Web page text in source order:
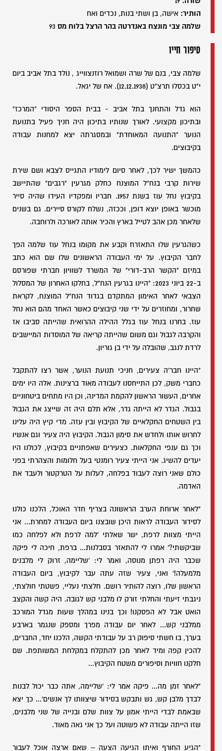
הותיר: אישה, בן ושתי בנות, נכדים ואח
שלמה צבי מונצח באנדרטה בהר הרצל בלוח מס 93
סיפור חייו
שלמה צבי, בנם של שרה ושמואל רוזנצווייג , נולד בתל אביב ביום
י"ט בכסלו תרצ"ט (12.12.1938). אח של יגאל.
הוא גדל והתחנך בתל אביב - בבית הספר היסודי "המרכז"
ובתיכון מקצועי. לאורך שנותיו בתיכון היה חניך פעיל בתנועת
הנוער "התנועה המאוחדת" ובמסגרתה יצא למחנות עבודה
בקיבוצים.
כהמשך ישיר לכך, לאחר סיום לימודיו התגייס לצבא ושם שירת
שירות קרבי בנח"ל המוצנח כחלק מגרעין "רגבים" שהתיישב
בקיבוץ נחל עוז בשנת 1957. חבריו ומפקדיו העידו שהיה סייר
מוכשר באופן יוצא דופן, וככזה, נשלח לקורס סיירים. גם בשנים
שלאחר מכן אהב לטייל בארץ והכיר אותה לאורכה ולרוחבה.
כשהגרעין שלו התאזרח וקבע את מקומו בנחל עוז שלמה הפך
לחבר הקיבוץ. על ימי העבודה הראשונים שלו שם הוא כתב
במיזם "הקשר הרב-דורי" של המשרד לשוויון חברתי שפורסם
ב-22 ביוני 2023: "היינו בגרעין הנח"ל, בחלקו האחרון של המסלול
הצבאי לאחר האימון המתקדם בגדוד הנח"ל המוצנח, לקראת
שחרור, ומחוזרים על ידי שני קיבוצים כאשר האחד מהם הוא נחל
עוז. בחרנו בנחל עוז בגלל ההילה ההרואית שהייתה סביבו אז
והקִרבה לגבול וגם משום שהייתה קריאה של המוסדות המיישבים
לרדת לנגב, שהובלה על ידי בן גוריון.
"היינו חבר'ה צעירים, חניכי תנועת הנוער, אשר רצו להתקבל
כחברי משק, לכן התייחסנו לעבודה מאוד ברצינות. אלה היו ימים
אחרים, העשור הראשון להקמת המדינה, וכן היו מתחים ביטחוניים
בגבול. הגדר לא הייתה גדר, אלא תלם היה זה שייצג את הגבול
בין השטחים החקלאיים של הקיבוץ ובין עזה. מדי קיץ היה עלינו
לחרוש אותו ולחדש את סימון הגבול. הקיבוץ היה צעיר וגם אנשיו
וכך גם ענפי החקלאות. כצעירים שאפתניים בקיבוץ, לכולנו היו
יעדים להשיג. אני הייתי צעיר רומנטי בעל חלומות והצהרתי בפני
כולם שאני רוצה לעבוד בפלחה, לעלות על הטרקטור ולעבד את
האדמה.
"לאחר ארוחת הערב הראשונה בצריף חדר האוכל, הלכנו כולנו
לסידור העבודה לראות היכן שובצנו ביום העבודה למחרת... אני
הייתי מצוות לרפת, ישר שאלתי 'למה לרפת ולא לפלחה כמו
שביקשתי?' אמרו לי להתאזר בסבלנות... ברפת, חיכה לי פיקה
שכבר היה רפתן מנוסה, ואמר לי: 'שליימה, זרוק לי מלבנים
מלמעלה!' ואני, צעיר שזה עתה עבר לקיבוץ, ביום העבודה
הראשון שלו, רוצה להותיר רושם. חלצתי נעליי, פשטתי חולצתי,
ניגבתי זיעתי והחלתי זורק לו מלבני קש לגובה. היה קשה והקצב
הואט אבל לא הפסקנו! וכך בנינו במהלך שעות מגדל המורכב
ממלבני קש... לאחר יום עבודה מפרך ומספק שנגמר בארבע
בערך, בו חשתי סיפוק רב על עבודתי הקשה, הלכנו יחד, החברים,
להכין קפה ומיד לאחר מכן להתקלח במקלחת המשותפת. שם
חלקנו חוויות וסיפורים משטח הקיבוץ...
"לאחר זמן מה... פיקה אמר לי: 'שליימה, אתה כבר יכול לבנות
לבדך מלבן קש, גש ותבקש בסידור שיצוותו לך אנשים'... כך יצא
שבאמת לבדי הייתי אמון על צוות שלם ובנייה של שני מלבנים,
שזו הייתה עבודה לא פשוטה ועל כך אני גאה מאוד.
"הגיע החורף ואיתו הגיעה הצעה – שאם ארצה אוכל לעבור